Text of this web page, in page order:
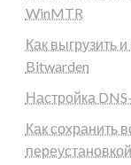
WinMTR
Как выгрузить
Bitwarden
Настройка
Как сохранить